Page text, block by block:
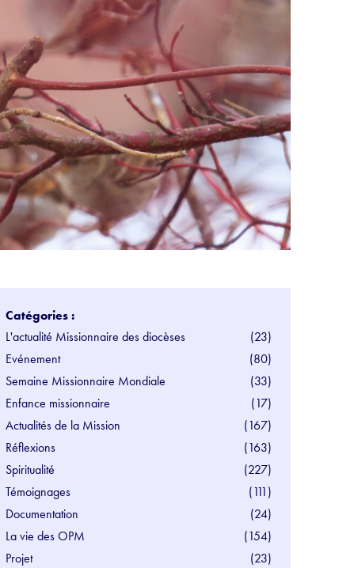
Catégories :
L'actualité Missionnaire des diocèses
(23)
Evénement
(80)
Semaine Missionnaire Mondiale
(33)
Enfance missionnaire
(17)
Actualités de la Mission
(167)
Réflexions
(163)
Spiritualité
(227)
Témoignages
(111)
Documentation
(24)
La vie des OPM
(154)
Projet
(23)